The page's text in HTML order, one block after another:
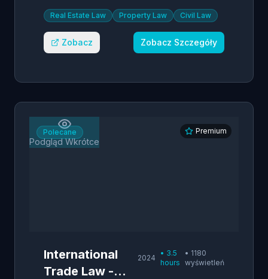
Real Estate Law Property Law Civil Law
Zobacz Zobacz Szczegóły
Podgląd Wkrótce
Polecane Premium
International
Trade Law -
2024
• 3.5
hours
• 1180
wyświetleń